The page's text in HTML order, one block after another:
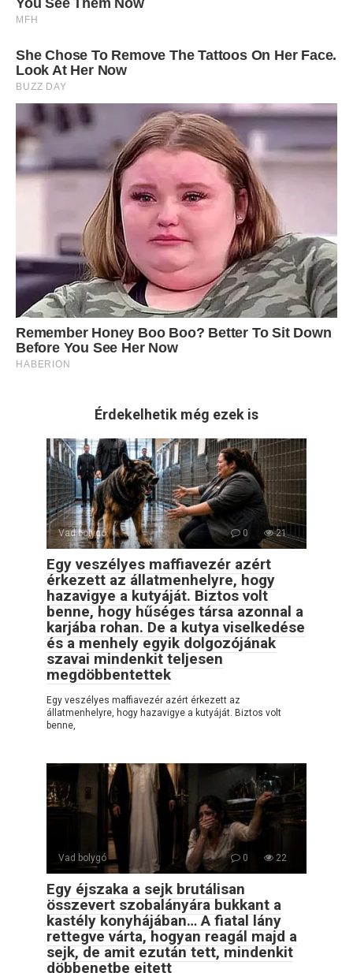
Érdekelhetik még ezek is
Vad bolygó 0 21
Egy veszélyes maffiavezér azért
érkezett az állatmenhelyre, hogy
hazavigye a kutyáját. Biztos volt
benne, hogy hűséges társa azonnal a
karjába rohan. De a kutya viselkedése
és a menhely egyik dolgozójának
szavai mindenkit teljesen
megdöbbentettek
Egy veszélyes maffiavezér azért érkezett az
állatmenhelyre, hogy hazavigye a kutyáját. Biztos volt
benne,
Vad bolygó 0 22
Egy éjszaka a sejk brutálisan
összevert szobalányára bukkant a
kastély konyhájában… A fiatal lány
rettegve várta, hogyan reagál majd a
sejk, de amit ezután tett, mindenkit
döbbenetbe ejtett